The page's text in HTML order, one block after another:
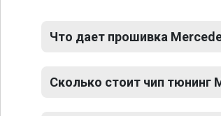
Что дает прошивка
Сколько стоит чип тюнинг